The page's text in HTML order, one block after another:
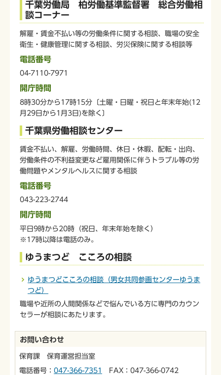
千葉労働局 柏労働基準監督署 総合労働相
談コーナー
解雇・賃金不払い等の労働条件に関する相談、職場の安全
衛生・健康管理に関する相談、労災保険に関する相談等
電話番号
04-7110-7971
開庁時間
8時30分から17時15分〔土曜・日曜・祝日と年末年始(12
月29日から1月3日)を除く〕
千葉県労働相談センター
賃金不払い、解雇、労働時間、休日・休暇、配転・出向、
労働条件の不利益変更など雇用関係に伴うトラブル等の労
働問題やメンタルヘルスに関する相談
電話番号
043-223-2744
開庁時間
平日9時から20時（祝日、年末年始を除く）
※17時以降は電話のみ。
ゆうまつど こころの相談
ゆうまつどこころの相談（男女共同参画センターゆうま
つど）
職場や近所の人間関係などで悩んでいる方に専門のカウン
セラーが相談にあたります。
お問い合わせ
保育課 保育運営担当室
電話番号： 047-366-7351 FAX：047-366-0742